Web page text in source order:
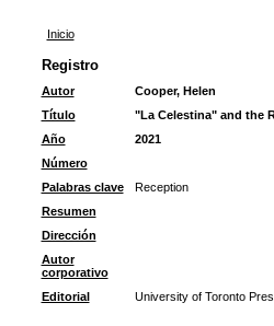
Inicio
Registro
Autor
Cooper, Helen
Título
"La Celestina" and the
Año
2021
Número
Palabras clave
Reception
Resumen
Dirección
Autor
corporativo
Editorial
University of Toronto